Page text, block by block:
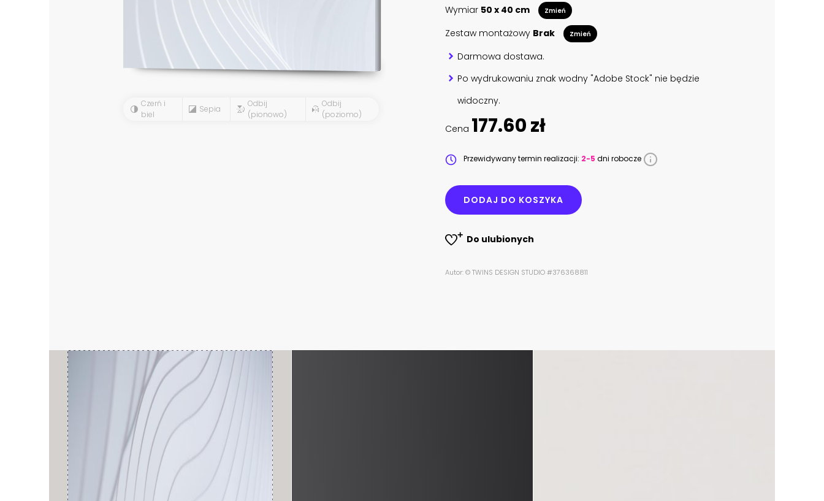
Czerń i
biel
Sepia
Odbij
(pionowo)
Odbij
(poziomo)
Wymiar 50 x 40 cm Zmień
Zestaw montażowy Brak Zmień
Darmowa dostawa.
Po wydrukowaniu znak wodny "Adobe Stock" nie będzie
widoczny.
Cena 177.60 zł
Przewidywany termin realizacji: 2-5 dni robocze
DODAJ DO KOSZYKA
Do ulubionych
Autor: © TWINS DESIGN STUDIO #376368811